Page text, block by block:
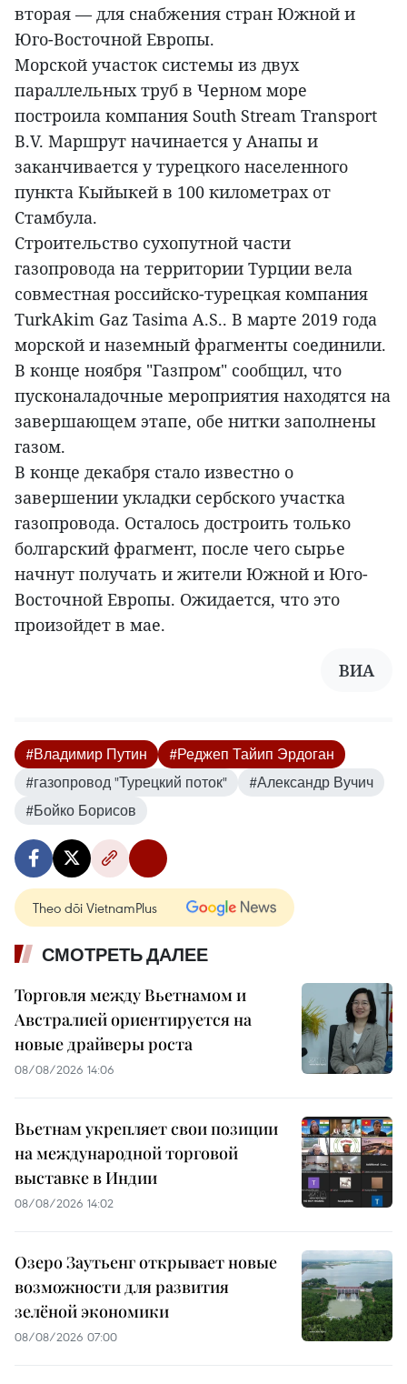
вторая — для снабжения стран Южной и
Юго-Восточной Европы.
Морской участок системы из двух
параллельных труб в Черном море
построила компания South Stream Transport
B.V. Маршрут начинается у Анапы и
заканчивается у турецкого населенного
пункта Кыйыкей в 100 километрах от
Стамбула.
Строительство сухопутной части
газопровода на территории Турции вела
совместная российско-турецкая компания
TurkAkim Gaz Tasima A.S.. В марте 2019 года
морской и наземный фрагменты соединили.
В конце ноября "Газпром" сообщил, что
пусконаладочные мероприятия находятся на
завершающем этапе, обе нитки заполнены
газом.
В конце декабря стало известно о
завершении укладки сербского участка
газопровода. Осталось достроить только
болгарский фрагмент, после чего сырье
начнут получать и жители Южной и Юго-
Восточной Европы. Ожидается, что это
произойдет в мае.
ВИА
#Владимир Путин
#Реджеп Тайип Эрдоган
#газопровод "Турецкий поток"
#Александр Вучич
#Бойко Борисов
Theo dõi VietnamPlus
СМОТРЕТЬ ДАЛЕЕ
Торговля между Вьетнамом и
Австралией ориентируется на
новые драйверы роста
08/08/2026 14:06
Вьетнам укрепляет свои позиции
на международной торговой
выставке в Индии
08/08/2026 14:02
Озеро Заутьенг открывает новые
возможности для развития
зелёной экономики
08/08/2026 07:00